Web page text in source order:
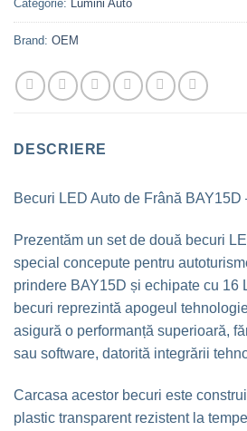
Categorie: Lumini Auto
Brand: OEM
DESCRIERE
Becuri LED Auto de Frână BAY15D
Prezentăm un set de două becuri
special concepute pentru
prindere BAY15D și echipate cu 16
becuri reprezintă apogeul
asigură o performanță superioară,
sau software, datorită integrării
Carcasa acestor becuri este
plastic transparent rezistent la